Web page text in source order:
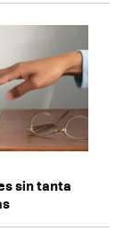
sin tanta